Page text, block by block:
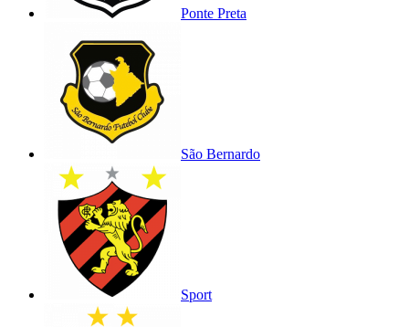
Ponte Preta
São Bernardo
Sport